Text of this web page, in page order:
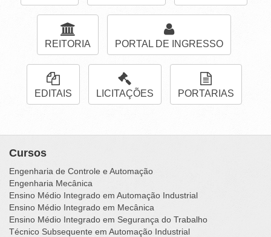
REITORIA PORTAL DE INGRESSO
EDITAIS LICITAÇÕES PORTARIAS
Cursos
Engenharia de Controle e Automação
Engenharia Mecânica
Ensino Médio Integrado em Automação Industrial
Ensino Médio Integrado em Mecânica
Ensino Médio Integrado em Segurança do Trabalho
Técnico Subsequente em Automação Industrial